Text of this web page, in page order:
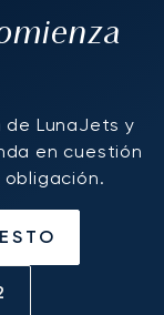
de LunaJets y
en cuestión
obligación.